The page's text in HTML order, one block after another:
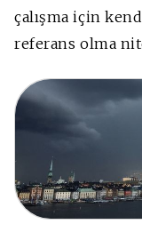
çalışma için
referans olma